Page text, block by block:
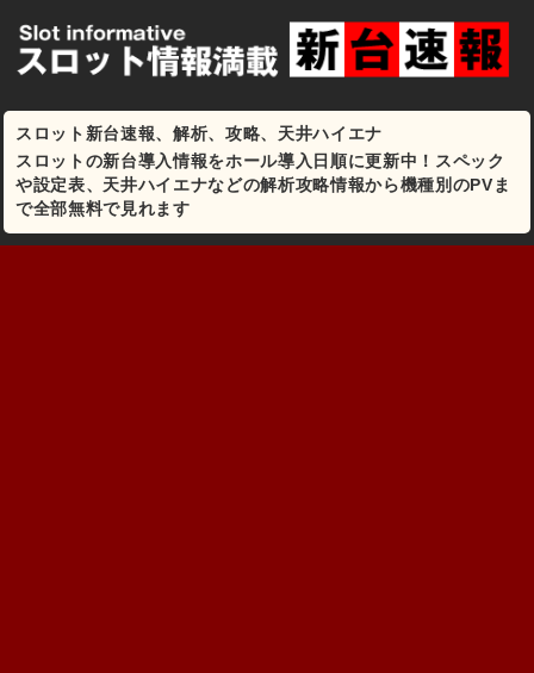
スロット新台速報、解析、攻略、天井ハイエナ
スロットの新台導入情報をホール導入日順に更新中！スペック
や設定表、天井ハイエナなどの解析攻略情報から機種別のPVま
で全部無料で見れます